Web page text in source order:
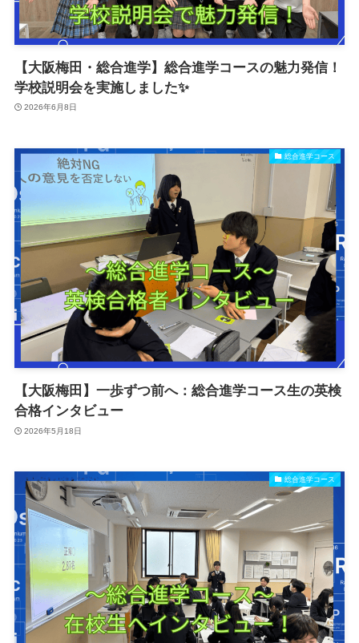
【大阪梅田・総合進学】総合進学コースの魅力発信！
学校説明会を実施しました✨
2026年6月8日
総合進学コース
【大阪梅田】一歩ずつ前へ：総合進学コース生の英検
合格インタビュー
2026年5月18日
総合進学コース